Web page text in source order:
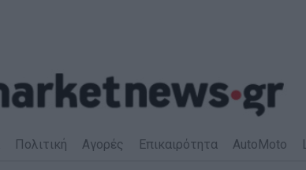
Πολιτική Αγορές Επικαιρότητα AutoMoto